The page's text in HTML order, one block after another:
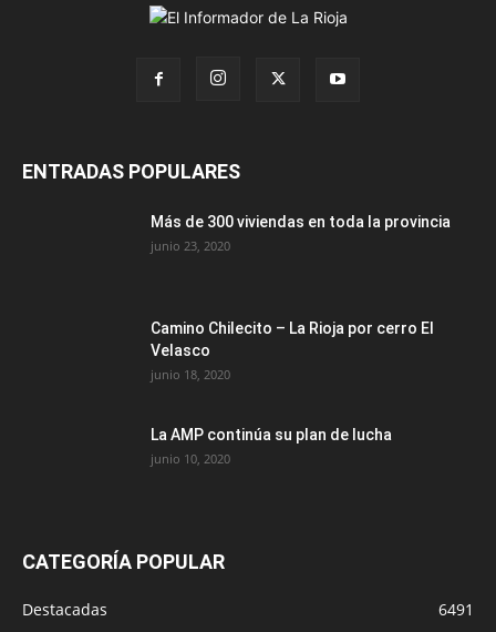
ENTRADAS POPULARES
Más de 300 viviendas en toda la provincia
junio 23, 2020
Camino Chilecito – La Rioja por cerro El
Velasco
junio 18, 2020
La AMP continúa su plan de lucha
junio 10, 2020
CATEGORÍA POPULAR
Destacadas 6491